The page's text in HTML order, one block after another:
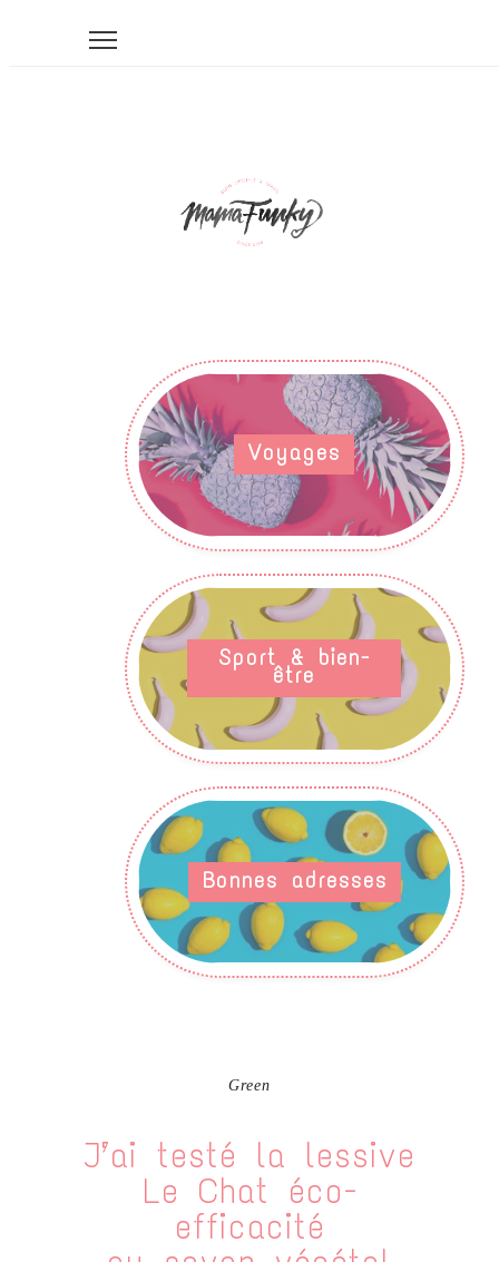
Voyages
Sport & bien-
être
Bonnes adresses
Green
J’ai testé la lessive
Le Chat éco-
efficacité